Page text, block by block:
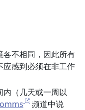
各不相同，因此所有
应感到必须在非工作
（几天或一周以
频道中说